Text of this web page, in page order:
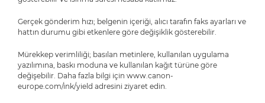
Gerçek gönderim hızı; belgenin içeriği, alıcı tarafın faks ayarları ve
hattın durumu gibi etkenlere göre değişiklik gösterebilir.
Mürekkep verimliliği; basılan metinlere, kullanılan uygulama
yazılımına, baskı moduna ve kullanılan kağıt türüne göre
değişebilir. Daha fazla bilgi için www.canon-
europe.com/ink/yield adresini ziyaret edin.